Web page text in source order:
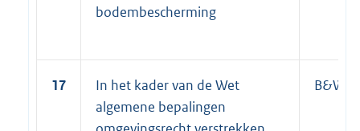
bodembescherming
17
In het kader van de Wet
algemene bepalingen
B&W